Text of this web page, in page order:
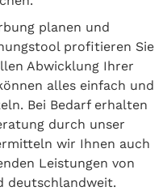
planen und
profitieren Sie
Abwicklung Ihrer
alles einfach und
Bei Bedarf erhalten
durch unser
wir Ihnen auch
Leistungen von
deutschlandweit.